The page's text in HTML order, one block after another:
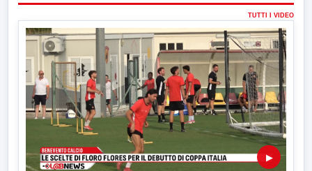
TUTTI I VIDEO
▶